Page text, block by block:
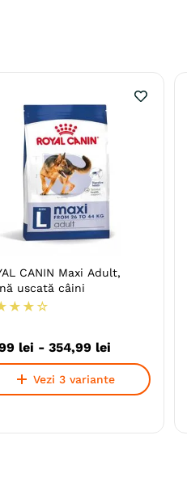
CANIN Maxi Adult,
uscată câini
★ ★ ☆
lei - 354,99 lei
Vezi 3 variante